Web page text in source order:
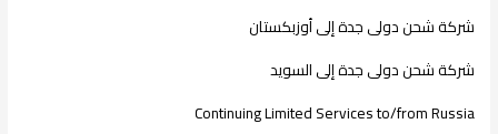
شركة شحن دولى جدة إلى أوزبكستان
شركة شحن دولى جدة إلى السويد
Continuing Limited Services to/from Russia